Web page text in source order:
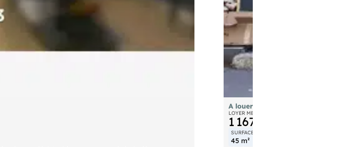
A louer local commercial 45m² à
LOYER MENSUEL
1 167 €
SURFACE
45 m²